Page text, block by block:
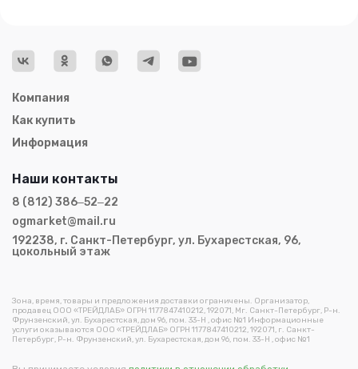
Компания
Как купить
Информация
Зона, время, товары и предложения доставки ограничены. Организатор,
продавец ООО «ТРЕЙДЛАБ» ОГРН 1177847410212, 192071, Мг. Санкт-Петербург, Р-н.
Фрунзенский, ул. Бухарестская, дом 96, пом. 33-Н , офис №1 Информационные
услуги оказываются ООО «ТРЕЙДЛАБ» ОГРН 1177847410212, 192071, г. Санкт-
Петербург, Р-н. Фрунзенский, ул. Бухарестская, дом 96, пом. 33-Н , офис №1
Наши контакты
8 (812) 386‒52‒22
ogmarket@mail.ru
192238, г. Санкт-Петербург, ул. Бухарестская, 96,
цокольный этаж